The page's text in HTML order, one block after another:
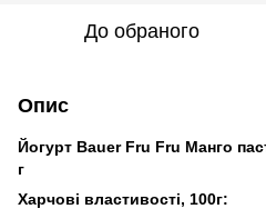
До обраного
Опис
Йогурт Bauer Fru Fru Манго
г
Харчові властивості, 100г: